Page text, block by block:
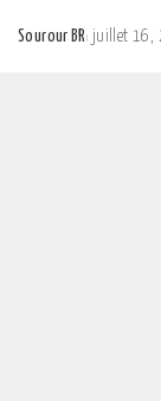
Sourour BR juillet 16,